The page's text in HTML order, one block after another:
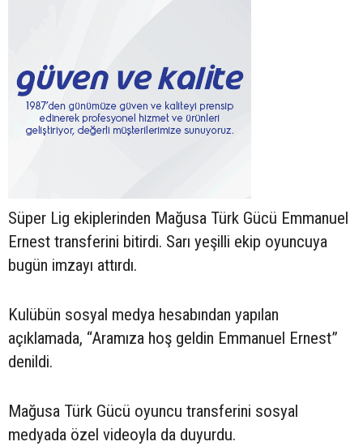
Süper Lig ekiplerinden Mağusa Türk Gücü Emmanuel
Ernest transferini bitirdi. Sarı yeşilli ekip oyuncuya
bugün imzayı attırdı.
Kulübün sosyal medya hesabından yapılan
açıklamada, “Aramıza hoş geldin Emmanuel Ernest”
denildi.
Mağusa Türk Gücü oyuncu transferini sosyal
medyada özel videoyla da duyurdu.